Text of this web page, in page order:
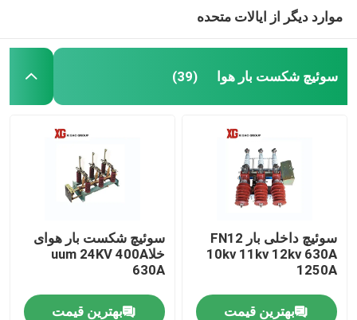
موارد دیگر از ایالات متحده
سوئیچ شکست بار هوا (39)
سوئیچ داخلی بار FN12
10kv 11kv 12kv 630A
1250A
بهترین قیمت
سوئیچ شکست بار هوای
خلاuum 24KV 400A
630A
بهترین قیمت